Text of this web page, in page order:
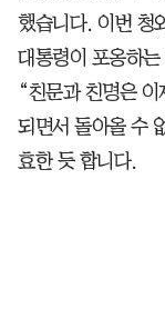
했습니다. 이번 청
대통령이 포옹하
“친문과 친명은
되면서 돌아올 수
효한 듯 합니다.